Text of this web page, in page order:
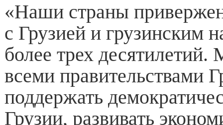
«Наши страны
с Грузией и грузинским
более трех
всеми правительствами
поддержать
Грузии, развивать